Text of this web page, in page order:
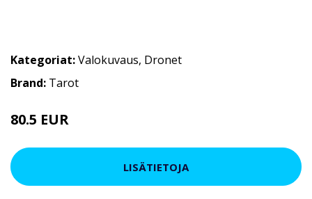
Kategoriat:Valokuvaus, Dronet
Brand: Tarot
80.5 EUR
LISÄTIETOJA